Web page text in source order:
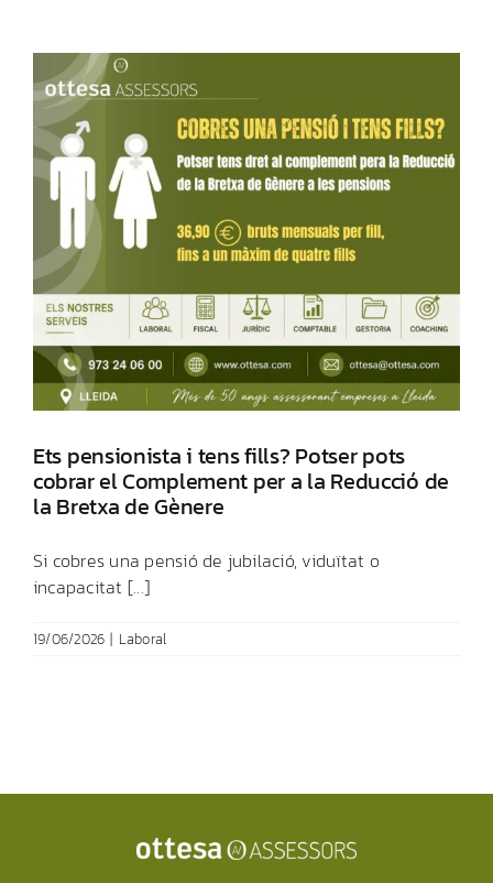
Ets pensionista i tens fills? Potser pots
cobrar el Complement per a la Reducció de
la Bretxa de Gènere
Si cobres una pensió de jubilació, viduïtat o
incapacitat [...]
19/06/2026 | Laboral